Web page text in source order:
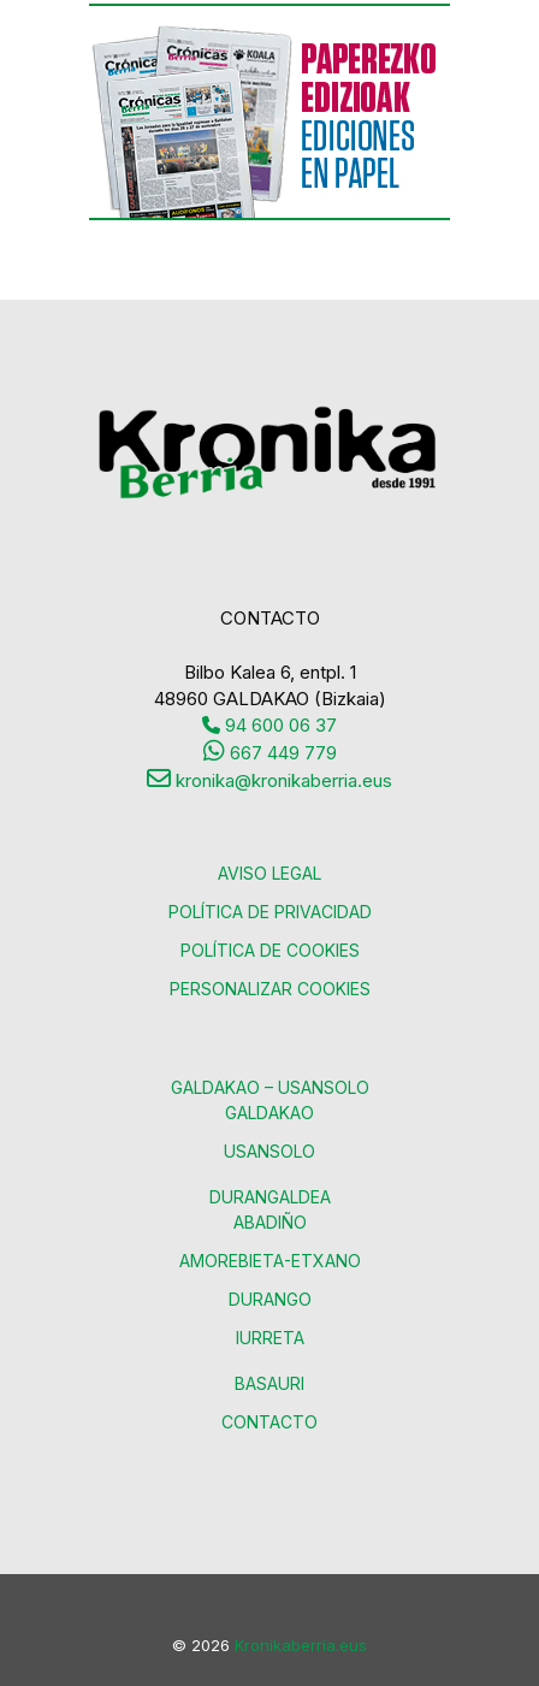
CONTACTO
Bilbo Kalea 6, entpl. 1
48960 GALDAKAO (Bizkaia)
94 600 06 37
667 449 779
kronika@kronikaberria.eus
AVISO LEGAL
POLÍTICA DE PRIVACIDAD
POLÍTICA DE COOKIES
PERSONALIZAR COOKIES
GALDAKAO – USANSOLO
GALDAKAO
USANSOLO
DURANGALDEA
ABADIÑO
AMOREBIETA-ETXANO
DURANGO
IURRETA
BASAURI
CONTACTO
© 2026 Kronikaberria.eus